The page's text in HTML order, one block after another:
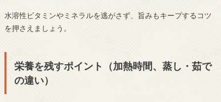
水溶性ビタミンやミネラルを逃がさず、旨みもキープするコツ
を押さえましょう。
栄養を残すポイント（加熱時間、蒸し・茹で
の違い）